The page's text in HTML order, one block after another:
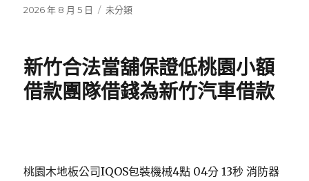
發
2026 年 8 月 5 日
分
未分類
新竹合法當舖保證低桃園小額
借款團隊借錢為新竹汽車借款
桃園木地板公司IQOS包裝機械4點 04分 13秒 消防器